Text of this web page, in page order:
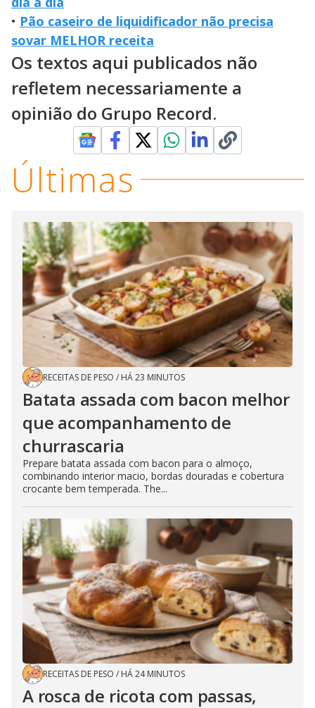
• Pão caseiro de liquidificador não precisa
sovar MELHOR receita
Os textos aqui publicados não
refletem necessariamente a
opinião do Grupo Record.
Últimas
RECEITAS DE PESO / HÁ 23 MINUTOS
Batata assada com bacon melhor
que acompanhamento de
churrascaria
Prepare batata assada com bacon para o almoço,
combinando interior macio, bordas douradas e cobertura
crocante bem temperada. The...
RECEITAS DE PESO / HÁ 24 MINUTOS
A rosca de ricota com passas,